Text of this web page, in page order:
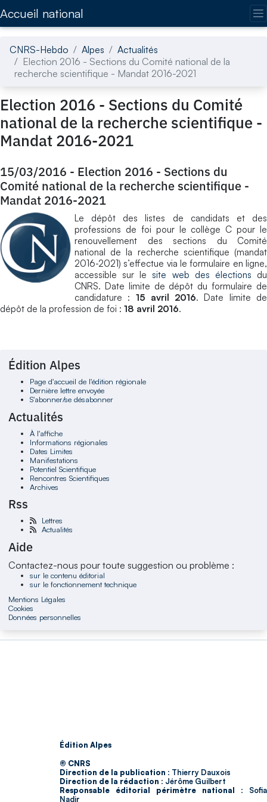
Accueil national
CNRS-Hebdo Alpes
Actualités
Election 2016 - Sections du Comité national de la
recherche scientifique - Mandat 2016-2021
Election 2016 - Sections du Comité
national de la recherche scientifique -
Mandat 2016-2021
15/03/2016 - Election 2016 - Sections du
Comité national de la recherche scientifique -
Mandat 2016-2021
Le dépôt des listes de candidats et des
professions de foi pour le collège C pour le
renouvellement des sections du Comité
national de la recherche scientifique (mandat
2016-2021) s’effectue via le formulaire en ligne,
accessible sur le site web des élections du
CNRS. Date limite de dépôt du formulaire de
candidature : 15 avril 2016. Date limite de
dépôt de la profession de foi : 18 avril 2016.
Édition Alpes
Page d'accueil de l'édition régionale
Dernière lettre envoyée
S'abonner/se désabonner
Actualités
À l'affiche
Informations régionales
Dates Limites
Manifestations
Potentiel Scientifique
Rencontres Scientifiques
Archives
Rss
Lettres
Actualités
Aide
Contactez-nous pour toute suggestion ou problème :
sur le contenu éditorial
sur le fonctionnement technique
Mentions Légales
Cookies
Données personnelles
Édition Alpes
© CNRS
Direction de la publication : Thierry Dauxois
Direction de la rédaction : Jérôme Guilbert
Responsable éditorial périmètre national : Sofia
Nadir